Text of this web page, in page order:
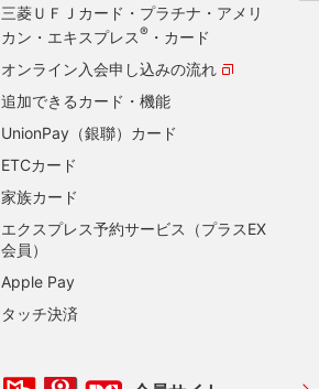
三菱ＵＦＪカード・プラチナ・アメリ
カン・エキスプレス® ・カード
オンライン入会申し込みの流れ
追加できるカード・機能
UnionPay（銀聯）カード
ETCカード
家族カード
エクスプレス予約サービス（プラスEX
会員）
Apple Pay
タッチ決済